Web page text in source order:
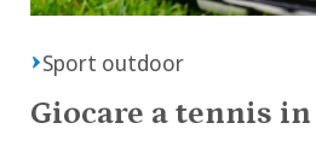
Sport outdoor
Giocare a tennis